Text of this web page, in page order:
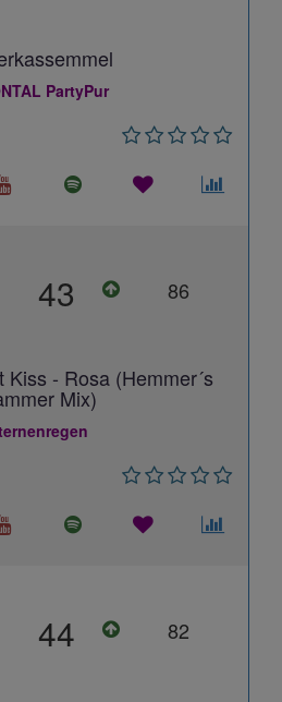
PartyPur
43 86
Kiss - Rosa (Hemmer´s
Mix)
44 82